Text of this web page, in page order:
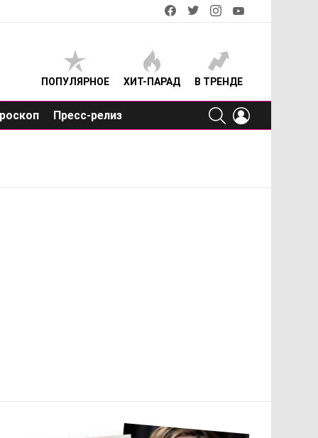
facebooktwitterinstagram
ПОПУЛЯРНОЕ ХИТ-ПАРАД В ТРЕНДЕ
Пресс-релиз
SEARCH